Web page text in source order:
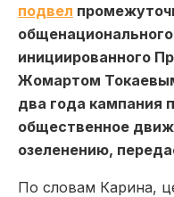
подвел
общенационального
инициированного
Жомартом
два года кампания
общественное
озеленению,
По словам Карина,